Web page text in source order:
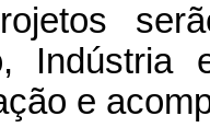
serão
e